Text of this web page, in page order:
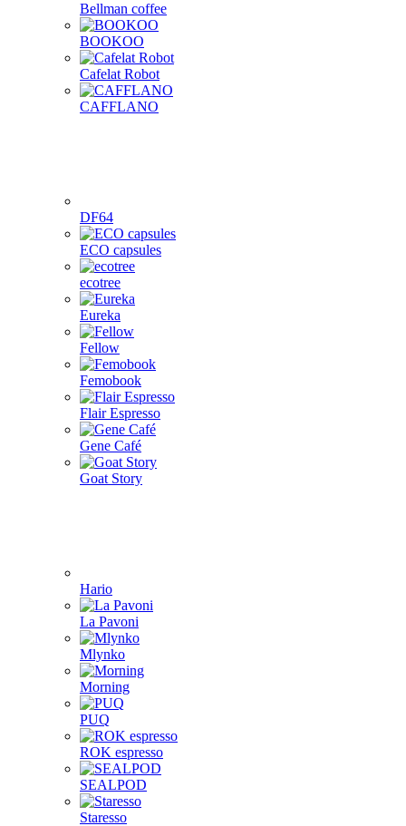
Bellman coffee
BOOKOO
Cafelat Robot
CAFFLANO
DF64
ECO capsules
ecotree
Eureka
Fellow
Femobook
Flair Espresso
Gene Café
Goat Story
Hario
La Pavoni
Mlynko
Morning
PUQ
ROK espresso
SEALPOD
Staresso